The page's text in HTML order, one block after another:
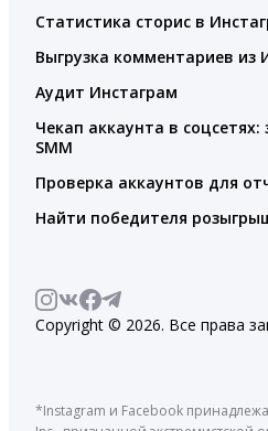
Статистика сторис в
Выгрузка комментариев из
Аудит Инстаграм
Чекап аккаунта в
SMM
Проверка аккаунтов для
Найти победителя
Copyright © 2026. Все права
*Instagram и Facebook